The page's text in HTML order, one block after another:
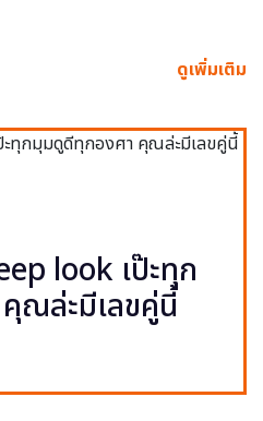
ดูเพิ่มเติม
look เป๊ะทุก
ณล่ะมีเลขคู่นี้